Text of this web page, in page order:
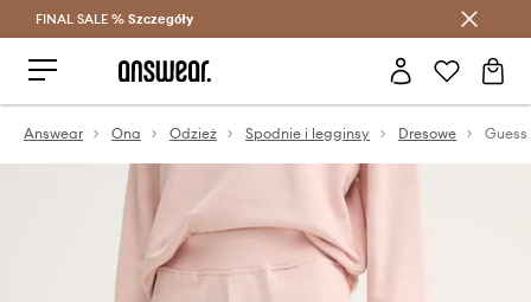
Oszczędzaj z Answear Club >
FINAL SALE % Szczegóły
Answear Ona Odzież Spodnie i legginsy Dresowe